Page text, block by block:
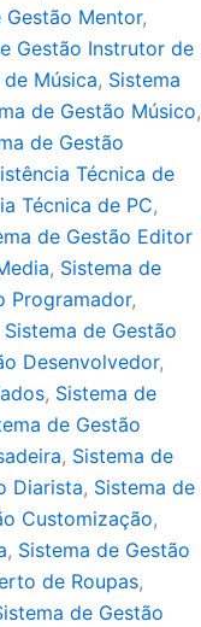
Gestão Mentor,
Gestão Instrutor de
Música, Sistema
de Gestão Músico,
de Gestão
Técnica de
Técnica de PC,
de Gestão Editor
, Sistema de
Programador,
Sistema de Gestão
Desenvolvedor,
, Sistema de
de Gestão
, Sistema de
Diarista, Sistema de
Customização,
, Sistema de Gestão
de Roupas,
de Gestão